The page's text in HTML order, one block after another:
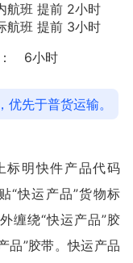
航班 提前 2小时
航班 提前 3小时
6小时
先于普货运输。
标明快件产品代码
“快运产品”货物标
缠绕“快运产品”胶
品”胶带。快运产品